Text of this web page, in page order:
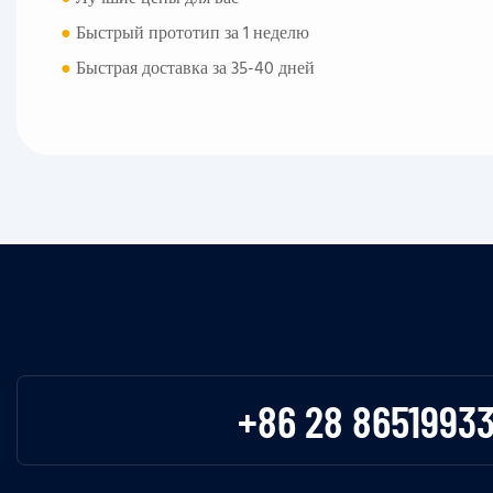
●Быстрый прототип за 1 неделю
●Быстрая доставка за 35-40 дней
+86 28